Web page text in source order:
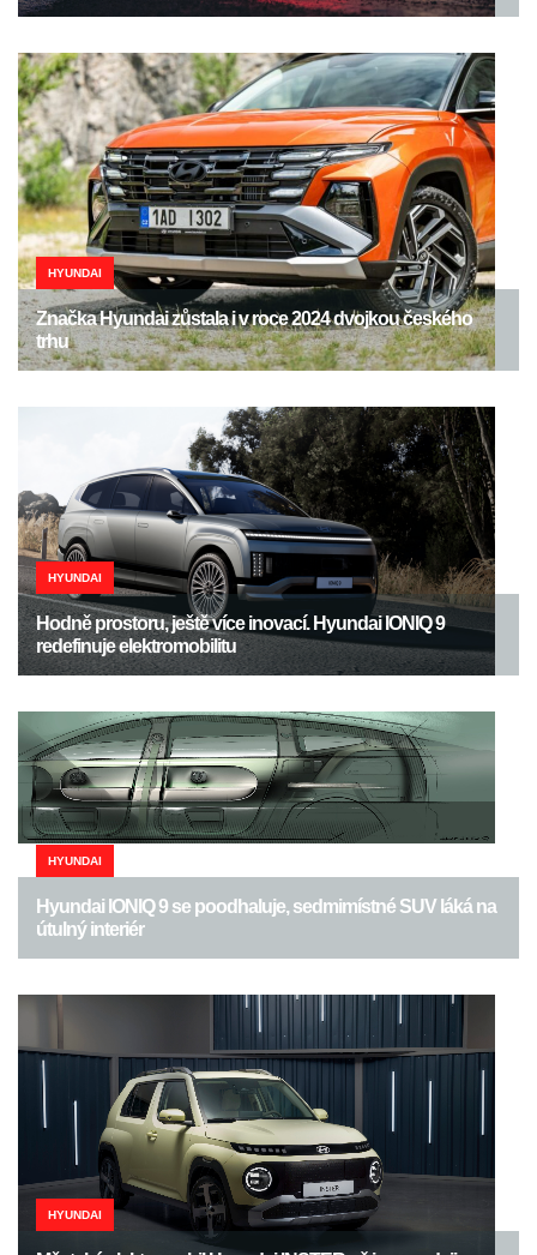
HYUNDAI
Značka Hyundai zůstala i v roce 2024 dvojkou českého
trhu
HYUNDAI
Hodně prostoru, ještě více inovací. Hyundai IONIQ 9
redefinuje elektromobilitu
HYUNDAI
Hyundai IONIQ 9 se poodhaluje, sedmimístné SUV láká na
útulný interiér
HYUNDAI